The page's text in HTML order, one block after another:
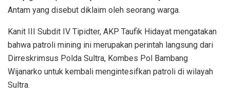
Antam yang disebut diklaim oleh seorang warga.
Kanit III Subdit IV Tipidter, AKP Taufik Hidayat mengatakan
bahwa patroli mining ini merupakan perintah langsung dari
Dirreskrimsus Polda Sultra, Kombes Pol Bambang
Wijanarko untuk kembali mengintesifkan patroli di wilayah
Sultra.